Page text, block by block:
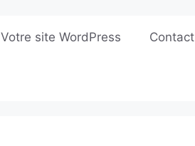
Votre site WordPress Contact